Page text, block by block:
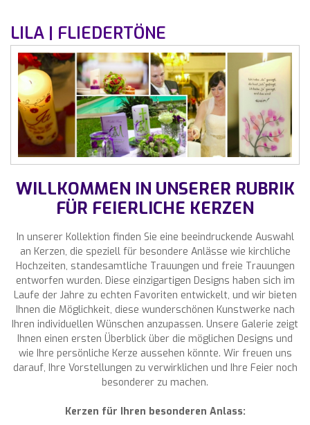
LILA | FLIEDERTÖNE
WILLKOMMEN IN UNSERER RUBRIK
FÜR FEIERLICHE KERZEN
In unserer Kollektion finden Sie eine beeindruckende Auswahl
an Kerzen, die speziell für besondere Anlässe wie kirchliche
Hochzeiten, standesamtliche Trauungen und freie Trauungen
entworfen wurden. Diese einzigartigen Designs haben sich im
Laufe der Jahre zu echten Favoriten entwickelt, und wir bieten
Ihnen die Möglichkeit, diese wunderschönen Kunstwerke nach
Ihren individuellen Wünschen anzupassen. Unsere Galerie zeigt
Ihnen einen ersten Überblick über die möglichen Designs und
wie Ihre persönliche Kerze aussehen könnte. Wir freuen uns
darauf, Ihre Vorstellungen zu verwirklichen und Ihre Feier noch
besonderer zu machen.
Kerzen für Ihren besonderen Anlass: